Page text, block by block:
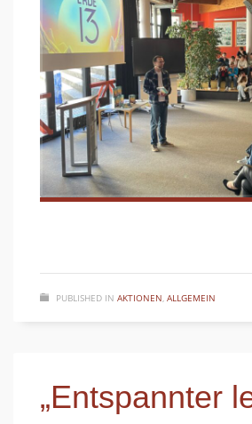
PUBLISHED IN AKTIONEN, ALLGEMEIN
„Entspannter